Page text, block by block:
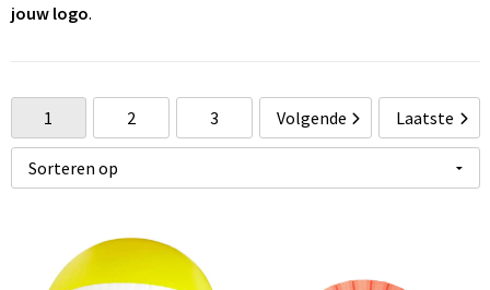
jouw logo.
1 2 3 Volgende Laatste